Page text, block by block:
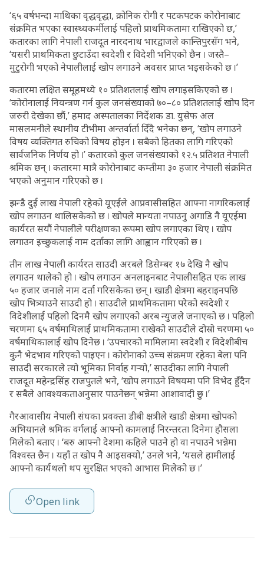
‘६५ वर्षभन्दा माथिका वृद्धवृद्धा, क्रोनिक रोगी र पटकपटक कोरोनाबाट
संक्रमित भएका स्वास्थ्यकर्मीलाई पहिलो प्राथमिकतामा राखिएको छ,’
कतारका लागि नेपाली राजदूत नारदनाथ भारद्वाजले कान्तिपुरसँग भने,
‘यसरी प्राथमिकता छुटाउँदा स्वदेशी र विदेशी भनिएको छैन । जस्तै–
मुटुरोगी भएको नेपालीलाई खोप लगाउने अवसर प्राप्त भइसकेको छ ।’
कतारमा लक्षित समूहमध्ये १० प्रतिशतलाई खोप लगाइसकिएको छ ।
‘कोरोनालाई नियन्त्रण गर्न कुल जनसंख्याको ७०–८० प्रतिशतलाई खोप दिन
जरुरी देखेका छौं,’ हमाद अस्पतालका निर्देशक डा. युसेफ अल
मासलमनीले स्थानीय टीभीमा अन्तर्वार्ता दिँदै भनेका छन्, ‘खोप लगाउने
विषय व्यक्तिगत रुचिको विषय होइन । सबैको हितका लागि गरिएको
सार्वजनिक निर्णय हो ।’ कतारको कुल जनसंख्याको १२.५ प्रतिशत नेपाली
श्रमिक छन् । कतारमा मात्रै कोरोनाबाट कम्तीमा ३० हजार नेपाली संक्रमित
भएको अनुमान गरिएको छ ।
झन्डै दुई लाख नेपाली रहेको यूएईले आप्रवासीसहित आफ्ना नागरिकलाई
खोप लगाउन थालिसकेको छ । खोपले मान्यता नपाउनु अगाडि नै यूएईमा
कार्यरत सयौं नेपालीले परीक्षणका रूपमा खोप लगाएका थिए । खोप
लगाउन इच्छुकलाई नाम दर्ताका लागि आह्वान गरिएको छ ।
तीन लाख नेपाली कार्यरत साउदी अरबले डिसेम्बर १७ देखि नै खोप
लगाउन थालेको हो । खोप लगाउन अनलाइनबाट नेपालीसहित एक लाख
५० हजार जनाले नाम दर्ता गरिसकेका छन् । खाडी क्षेत्रमा बहराइनपछि
खोप भित्र्याउने साउदी हो । साउदीले प्राथमिकतामा परेको स्वदेशी र
विदेशीलाई पहिलो दिनमै खोप लगाएको अरब न्युजले जनाएको छ । पहिलो
चरणमा ६५ वर्षमाथिलाई प्राथमिकतामा राखेको साउदीले दोस्रो चरणमा ५०
वर्षमाथिकालाई खोप दिनेछ । ‘उपचारको मामिलामा स्वदेशी र विदेशीबीच
कुनै भेदभाव गरिएको पाइएन । कोरोनाको उच्च संक्रमण रहेका बेला पनि
साउदी सरकारले त्यो भूमिका निर्वाह गर्‍यो,’ साउदीका लागि नेपाली
राजदूत महेन्द्रसिंह राजपुतले भने, ‘खोप लगाउने विषयमा पनि विभेद हुँदैन
र सबैले आवश्यकताअनुसार पाउनेछन् भन्नेमा आशावादी छु ।’
गैरआवासीय नेपाली संघका प्रवक्ता डीबी क्षत्रीले खाडी क्षेत्रमा खोपको
अभियानले श्रमिक वर्गलाई आफ्नो कामलाई निरन्तरता दिनेमा हौसला
मिलेको बताए । ‘बरु आफ्नो देशमा कहिले पाउने हो वा नपाउने भन्नेमा
विश्वस्त छैन । यहाँ त खोप नै आइसक्यो,’ उनले भने, ‘यसले हामीलाई
आफ्नो कार्यथलो थप सुरक्षित भएको आभास मिलेको छ ।’
Open link